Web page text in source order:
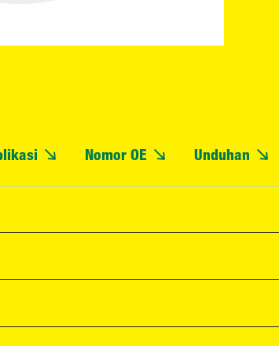
Nomor OE Unduhan